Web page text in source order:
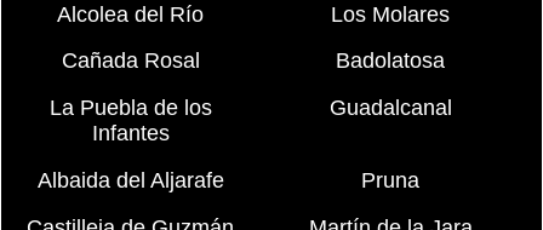
Alcolea del Río
Los Molares
Cañada Rosal
Badolatosa
La Puebla de los
Infantes
Guadalcanal
Albaida del Aljarafe
Pruna